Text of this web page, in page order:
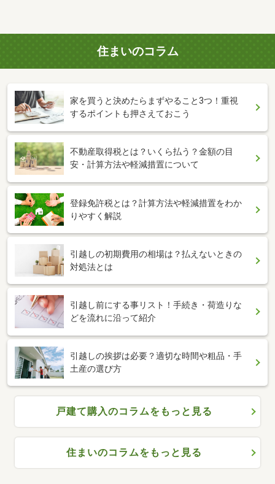
住まいのコラム
家を買うと決めたらまずやること3つ！重視
するポイントも押さえておこう
不動産取得税とは？いくら払う？金額の目
安・計算方法や軽減措置について
登録免許税とは？計算方法や軽減措置をわか
りやすく解説
引越しの初期費用の相場は？払えないときの
対処法とは
引越し前にする事リスト！手続き・荷造りな
どを流れに沿って紹介
引越しの挨拶は必要？適切な時間や粗品・手
土産の選び方
戸建て購入のコラムをもっと見る
住まいのコラムをもっと見る